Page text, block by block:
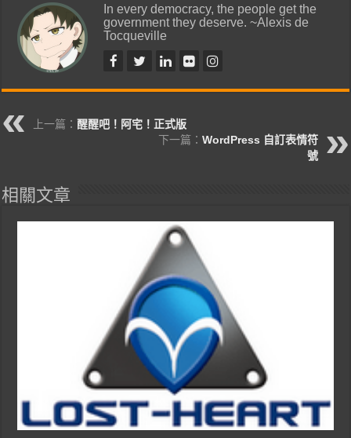
In every democracy, the people get the
government they deserve. ~Alexis de
Tocqueville
上一篇：醒醒吧！阿宅！正式版
下一篇： WordPress 自訂表情符
號
相關文章